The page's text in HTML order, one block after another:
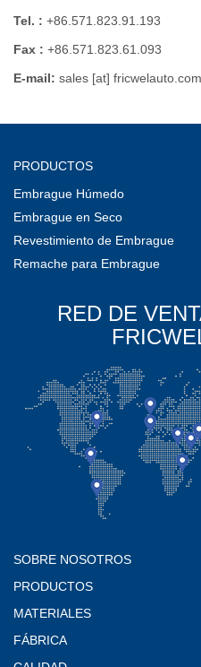
Tel. : +86.571.823.91.193
Fax : +86.571.823.61.093
E-mail: sales [at] fricwelauto.com
PRODUCTOS
Embrague Húmedo
Embrague en Seco
Revestimiento de Embrague
Remache para Embrague
RED DE
SOBRE NOSOTROS
PRODUCTOS
MATERIALES
FÁBRICA